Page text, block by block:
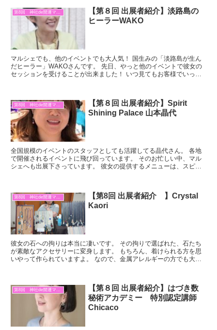
第8回 神社de開運マルシェ
【第８回 出展者紹介】淡路島の
ヒーラーWAKO
マルシェでも、他のイベントでも大人気！ 国生みの「淡路島が生ん
だヒーラー」WAKOさんです。 先日、やっと他のイベントで彼女の
セッションを受けることが出来ました！ いつ見てもお客様でいっぱ
【第８回 出展者紹介】Spirit
Shining Palace 山本晶代
全国規模のイベントのスタッフとしても活躍してる晶代さん。 各地
で開催されるイベントに飛び回っています。 そのお忙しい中、マル
シェへも出展下さっています。 彼女の提供するメニューは、スピリ
第8回 神社de開運マルシェ
【第8回 出展者紹介 】Crystal
Kaori
彼女の石への拘りは本当に凄いです。 その拘りで選ばれた、石たち
が素敵なアクセサリーに変身します。 もちろん、着けられる方を思
いやって作られていますよ。 なので、金属アレルギーの方でも大丈
【第８回 出展者紹介】はづき数
秘術アカデミー 特別認定講師
Chicaco